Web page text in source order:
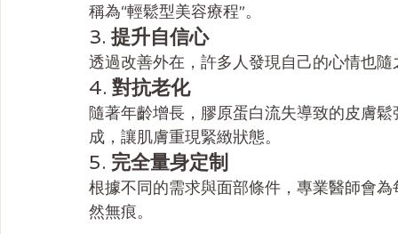
稱為“輕鬆型美容療程”。
3. 提升自信心
透過改善外在，許多人發現自己的心情也
4. 對抗老化
隨著年齡增長，膠原蛋白流失導致的皮膚
成，讓肌膚重現緊緻狀態。
5. 完全量身定制
根據不同的需求與面部條件，專業醫師會
然無痕。